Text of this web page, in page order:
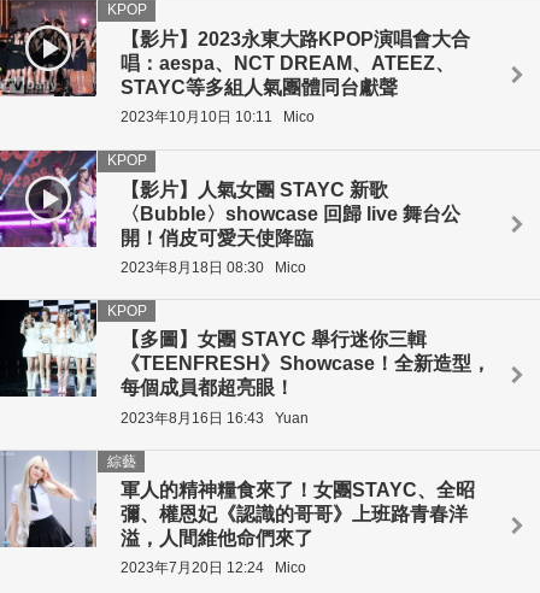
【影片】2023永東大路KPOP演唱會大合
唱：aespa、NCT DREAM、ATEEZ、
STAYC等多組人氣團體同台獻聲
KPOP
2023年10月10日 10:11 Mico
【影片】人氣女團 STAYC 新歌
〈Bubble〉showcase 回歸 live 舞台公
開！俏皮可愛天使降臨
KPOP
2023年8月18日 08:30 Mico
【多圖】女團 STAYC 舉行迷你三輯
《TEENFRESH》Showcase！全新造型，
每個成員都超亮眼！
KPOP
2023年8月16日 16:43 Yuan
軍人的精神糧食來了！女團STAYC、全昭
彌、權恩妃《認識的哥哥》上班路青春洋
溢，人間維他命們來了
綜藝
2023年7月20日 12:24 Mico